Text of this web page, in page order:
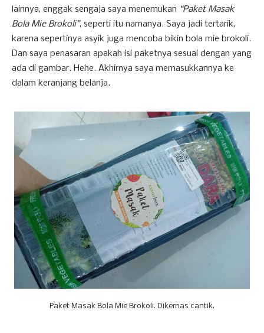
lainnya, enggak sengaja saya menemukan “Paket Masak
Bola Mie Brokoli”, seperti itu namanya. Saya jadi tertarik,
karena sepertinya asyik juga mencoba bikin bola mie brokoli.
Dan saya penasaran apakah isi paketnya sesuai dengan yang
ada di gambar. Hehe. Akhirnya saya memasukkannya ke
dalam keranjang belanja.
Paket Masak Bola Mie Brokoli. Dikemas cantik.